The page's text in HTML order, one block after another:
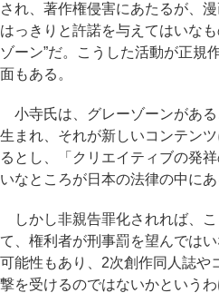
され、著作権侵害にあたるが、
はっきりと許諾を与えてはいな
ゾーン”だ。こうした活動が正規
面もある。
小寺氏は、グレーゾーンがあ
生まれ、それが新しいコンテン
るとし、「クリエイティブの発
いなところが日本の法律の中にあ
しかし非親告罪化されれば、
て、権利者が刑事罰を望んでは
可能性もあり、2次創作同人誌や
撃を受けるのではないかというわ